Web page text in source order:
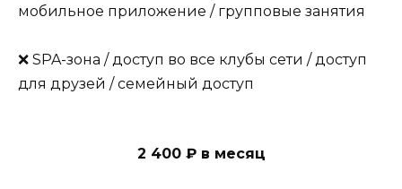
мобильное приложение / групповые занятия
❌ SPA-зона / доступ во все клубы сети / доступ
для друзей / семейный доступ
2 400 ₽ в месяц